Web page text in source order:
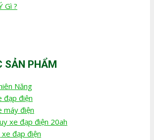
Gì ?
SẢN PHẨM
Năng
đạp điện
máy điện
xe đạp điện 20ah
đạp điện